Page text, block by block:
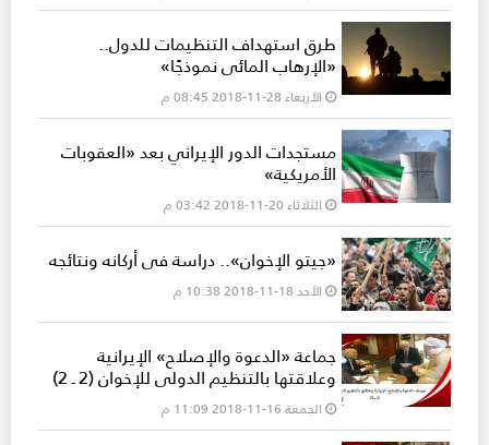
طرق استهداف التنظيمات للدول..
«الإرهاب المائي نموذجًا»
الأربعاء 28-11-2018 08:45 م
مستجدات الدور الإيراني بعد «العقوبات
الأمريكية»
الثلاثاء 20-11-2018 03:42 م
«جيتو الإخوان».. دراسة في أركانه ونتائجه
الأحد 18-11-2018 10:38 م
جماعة «الدعوة والإصلاح» الإيرانية
وعلاقتها بالتنظيم الدولي للإخوان (2 ـ 2)
الجمعة 16-11-2018 11:09 م